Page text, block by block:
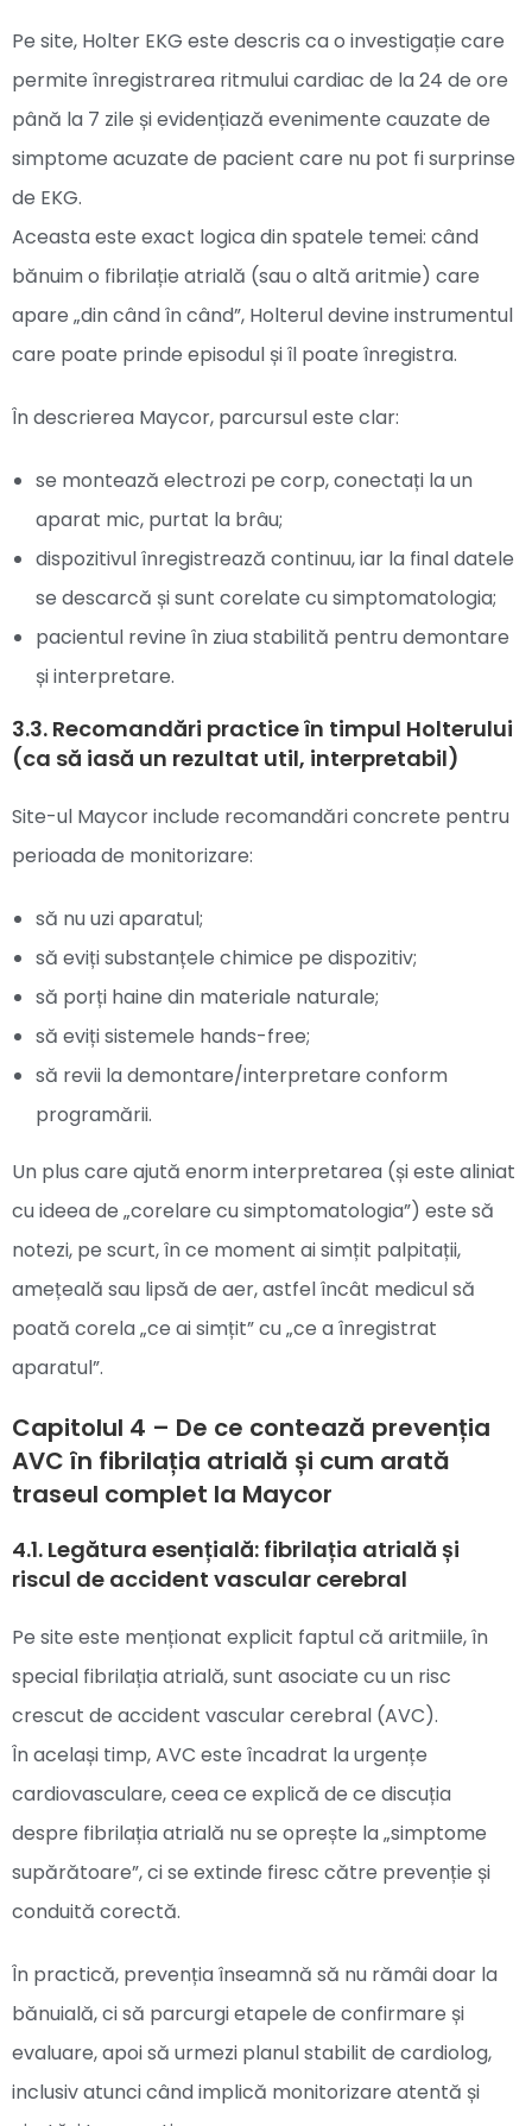
Pe site, Holter EKG este descris ca o investigație care
permite înregistrarea ritmului cardiac de la 24 de ore
până la 7 zile și evidențiază evenimente cauzate de
simptome acuzate de pacient care nu pot fi surprinse
de EKG.
Aceasta este exact logica din spatele temei: când
bănuim o fibrilație atrială (sau o altă aritmie) care
apare „din când în când”, Holterul devine instrumentul
care poate prinde episodul și îl poate înregistra.
În descrierea Maycor, parcursul este clar:
se montează electrozi pe corp, conectați la un
aparat mic, purtat la brâu;
dispozitivul înregistrează continuu, iar la final datele
se descarcă și sunt corelate cu simptomatologia;
pacientul revine în ziua stabilită pentru demontare
și interpretare.
3.3. Recomandări practice în timpul Holterului
(ca să iasă un rezultat util, interpretabil)
Site-ul Maycor include recomandări concrete pentru
perioada de monitorizare:
să nu uzi aparatul;
să eviți substanțele chimice pe dispozitiv;
să porți haine din materiale naturale;
să eviți sistemele hands-free;
să revii la demontare/interpretare conform
programării.
Un plus care ajută enorm interpretarea (și este aliniat
cu ideea de „corelare cu simptomatologia”) este să
notezi, pe scurt, în ce moment ai simțit palpitații,
amețeală sau lipsă de aer, astfel încât medicul să
poată corela „ce ai simțit” cu „ce a înregistrat
aparatul”.
Capitolul 4 – De ce contează prevenția
AVC în fibrilația atrială și cum arată
traseul complet la Maycor
4.1. Legătura esențială: fibrilația atrială și
riscul de accident vascular cerebral
Pe site este menționat explicit faptul că aritmiile, în
special fibrilația atrială, sunt asociate cu un risc
crescut de accident vascular cerebral (AVC).
În același timp, AVC este încadrat la urgențe
cardiovasculare, ceea ce explică de ce discuția
despre fibrilația atrială nu se oprește la „simptome
supărătoare”, ci se extinde firesc către prevenție și
conduită corectă.
În practică, prevenția înseamnă să nu rămâi doar la
bănuială, ci să parcurgi etapele de confirmare și
evaluare, apoi să urmezi planul stabilit de cardiolog,
inclusiv atunci când implică monitorizare atentă și